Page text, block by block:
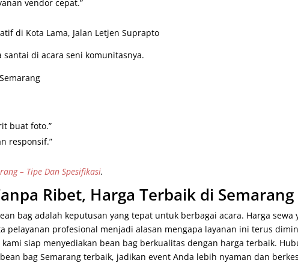
vendor cepat.”
di Kota Lama, Jalan Letjen Suprapto
di acara seni komunitasnya.
buat foto.”
responsif.”
– Tipe Dan Spesifikasi.
Ribet, Harga Terbaik di Semarang
bag adalah keputusan yang tepat untuk berbagai acara. Harga sewa
pelayanan profesional menjadi alasan mengapa layanan ini terus
siap menyediakan bean bag berkualitas dengan harga terbaik.
bag Semarang terbaik, jadikan event Anda lebih nyaman dan